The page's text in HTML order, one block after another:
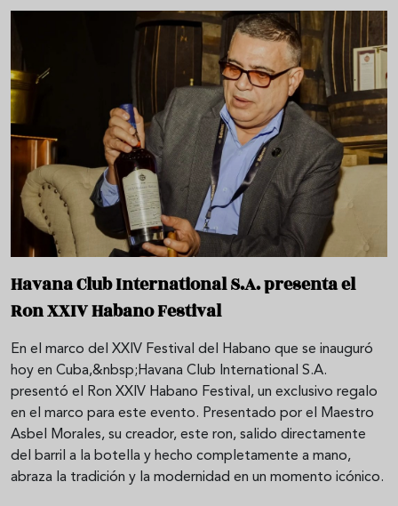
Havana Club International S.A. presenta el
Ron XXIV Habano Festival
En el marco del XXIV Festival del Habano que se inauguró
hoy en Cuba,&nbsp;Havana Club International S.A.
presentó el Ron XXIV Habano Festival, un exclusivo regalo
en el marco para este evento. Presentado por el Maestro
Asbel Morales, su creador, este ron, salido directamente
del barril a la botella y hecho completamente a mano,
abraza la tradición y la modernidad en un momento icónico.